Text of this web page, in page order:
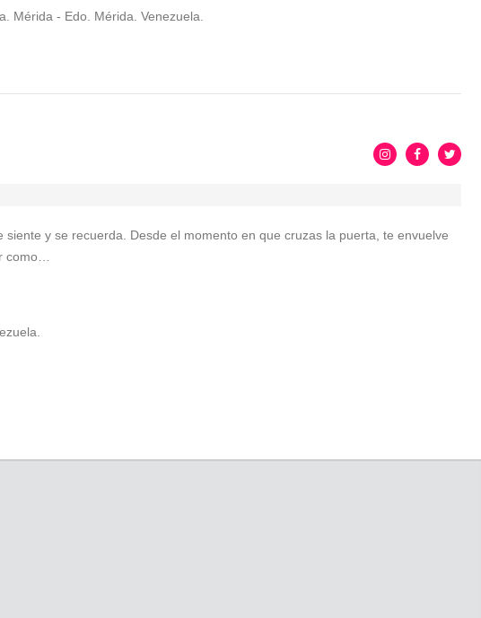
Mérida - Edo. Mérida. Venezuela.
y se recuerda. Desde el momento en que cruzas la puerta, te envuelve
como…